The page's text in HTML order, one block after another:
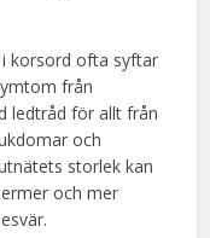
korsord ofta syftar
från
ledtråd för allt från
och
storlek kan
och mer